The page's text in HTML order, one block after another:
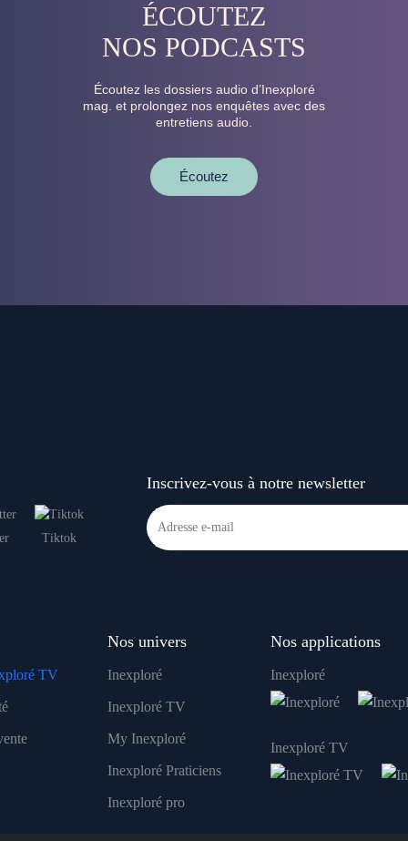
ÉCOUTEZ
NOS PODCASTS
Écoutez les dossiers audio d’Inexploré
mag. et prolongez nos enquêtes avec des
entretiens audio.
Écoutez
Tiktok
Inscrivez-vous à notre newsletter
TV
Nos univers
Inexploré
Inexploré TV
My Inexploré
Inexploré Praticiens
Inexploré pro
Nos applications
Inexploré
Inexploré TV